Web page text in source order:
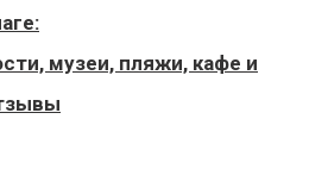
музеи, пляжи, кафе и